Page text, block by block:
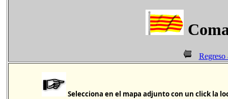
Regreso
Selecciona en el mapa adjunto con un click la